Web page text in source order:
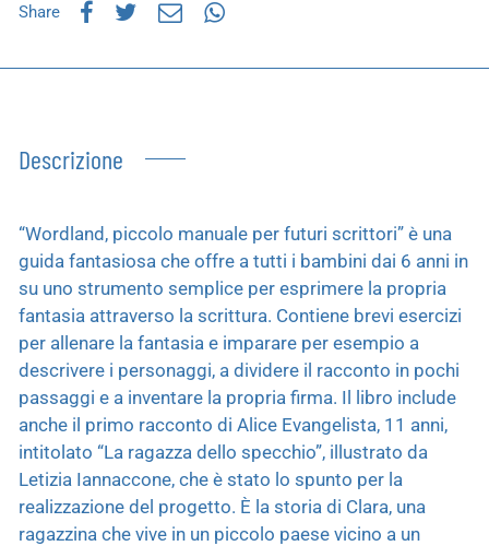
Share
Descrizione
“Wordland, piccolo manuale per futuri scrittori” è una
guida fantasiosa che offre a tutti i bambini dai 6 anni in
su uno strumento semplice per esprimere la propria
fantasia attraverso la scrittura. Contiene brevi esercizi
per allenare la fantasia e imparare per esempio a
descrivere i personaggi, a dividere il racconto in pochi
passaggi e a inventare la propria firma. Il libro include
anche il primo racconto di Alice Evangelista, 11 anni,
intitolato “La ragazza dello specchio”, illustrato da
Letizia Iannaccone, che è stato lo spunto per la
realizzazione del progetto. È la storia di Clara, una
ragazzina che vive in un piccolo paese vicino a un